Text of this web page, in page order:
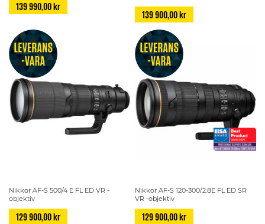
139 990,00 kr
139 900,00 kr
Nikkor AF-S 500/4 E FL ED VR -
objektiv
129 900,00 kr
Nikkor AF-S 120-300/2.8E FL ED SR
VR -objektiv
129 900,00 kr